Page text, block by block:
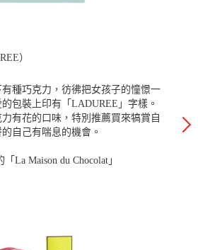
）
種巧克力，彷彿把女孩子的憧憬一
包裝上印有「LADUREE」字樣。
有花的口味，特別推薦買來犒賞自
自己有喘息的機會。
La Maison du Chocolat」